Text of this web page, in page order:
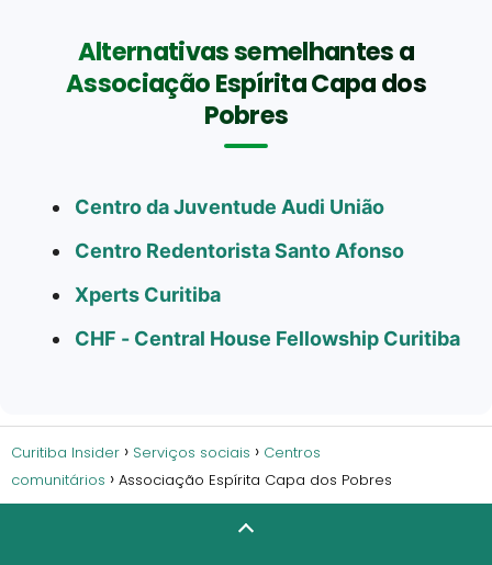
Alternativas semelhantes a
Associação Espírita Capa dos
Pobres
Centro da Juventude Audi União
Centro Redentorista Santo Afonso
Xperts Curitiba
CHF - Central House Fellowship Curitiba
Curitiba Insider Serviços sociais
Centros
comunitários
Associação Espírita Capa dos Pobres